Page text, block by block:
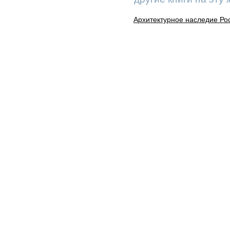
Архитектурное наследие